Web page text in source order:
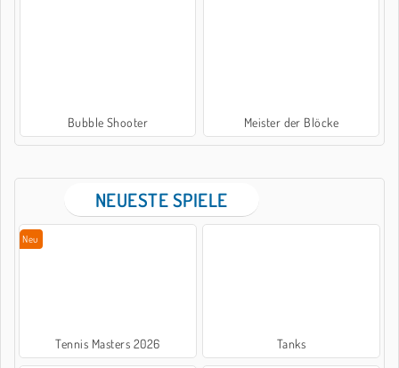
Bubble Shooter Meister der Blöcke
NEUESTE SPIELE
Neu
Tennis Masters 2026 Tanks